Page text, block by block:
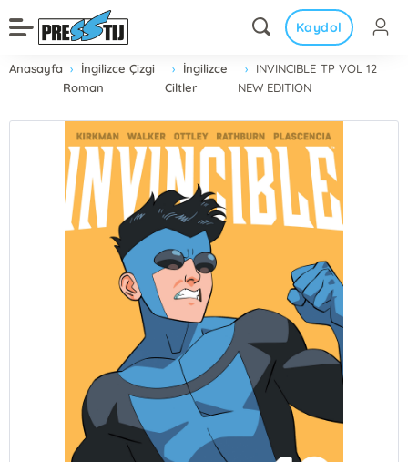
Kaydol
Anasayfa
İngilizce Çizgi
Roman
İngilizce
Ciltler
INVINCIBLE TP VOL 12
NEW EDITION